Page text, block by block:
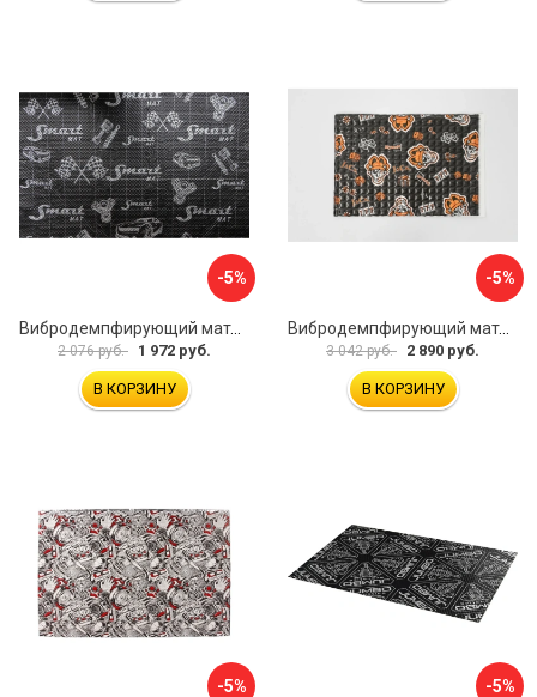
-5%
Вибродемпфирующий материал STP Smartmat black 30 54533
2 076 руб. 1 972 руб.
В КОРЗИНУ
-5%
Вибродемпфирующий материал Шумофф Black Jack НФ-00001634
3 042 руб. 2 890 руб.
В КОРЗИНУ
-5% -5%